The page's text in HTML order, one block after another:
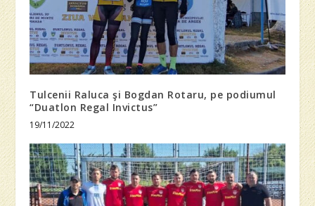
Tulcenii Raluca şi Bogdan Rotaru, pe podiumul
“Duatlon Regal Invictus”
19/11/2022